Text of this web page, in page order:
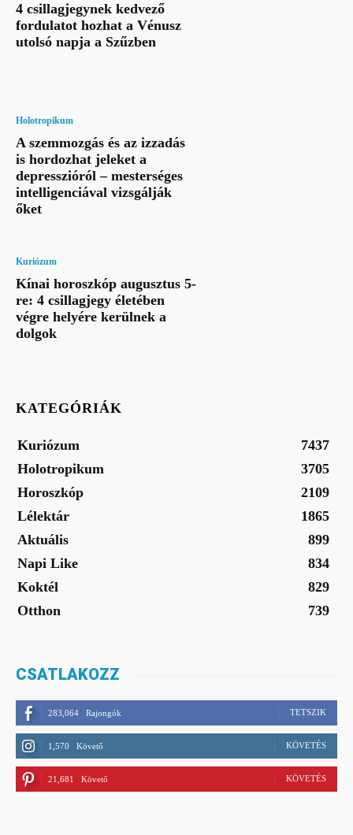
4 csillagjegynek kedvező
fordulatot hozhat a Vénusz
utolsó napja a Szűzben
Holotropikum
A szemmozgás és az izzadás
is hordozhat jeleket a
depresszióról – mesterséges
intelligenciával vizsgálják
őket
Kuriózum
Kínai horoszkóp augusztus 5-
re: 4 csillagjegy életében
végre helyére kerülnek a
dolgok
KATEGÓRIÁK
Kuriózum
7437
Holotropikum
3705
Horoszkóp
2109
Lélektár
1865
Aktuális
899
Napi Like
834
Koktél
829
Otthon
739
CSATLAKOZZ
283,064 Rajongók TETSZIK
1,570 Követő KÖVETÉS
21,681 Követő KÖVETÉS